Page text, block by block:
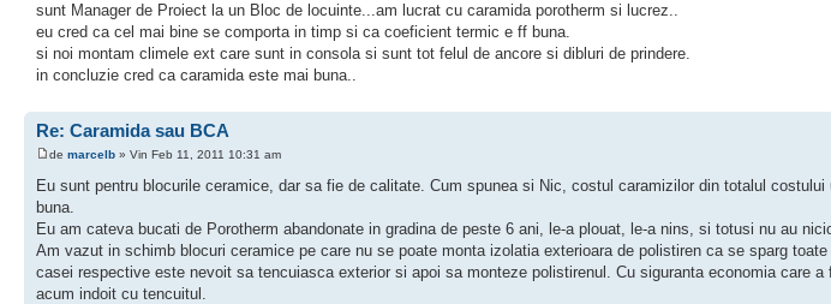
sunt Manager de Proiect la un Bloc de locuinte...am lucrat cu caramida porotherm si lucrez..
eu cred ca cel mai bine se comporta in timp si ca coeficient termic e ff buna.
si noi montam climele ext care sunt in consola si sunt tot felul de ancore si dibluri de prindere.
in concluzie cred ca caramida este mai buna..
Re: Caramida sau BCA
de marcelb » Vin Feb 11, 2011 10:31 am
Eu sunt pentru blocurile ceramice, dar sa fie de calitate. Cum spunea si Nic, costul caramizilor din totalul
buna.
Eu am cateva bucati de Porotherm abandonate in gradina de peste 6 ani, le-a plouat, le-a nins, si totusi nu au
Am vazut in schimb blocuri ceramice pe care nu se poate monta izolatia exterioara de polistiren ca se sparg
casei respective este nevoit sa tencuiasca exterior si apoi sa monteze polistirenul. Cu siguranta economia care
acum indoit cu tencuitul.